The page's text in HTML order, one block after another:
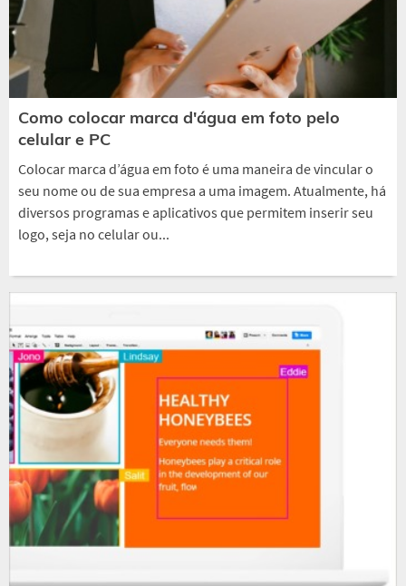
Como colocar marca d'água em foto pelo
celular e PC
Colocar marca d’água em foto é uma maneira de vincular o
seu nome ou de sua empresa a uma imagem. Atualmente, há
diversos programas e aplicativos que permitem inserir seu
logo, seja no celular ou...